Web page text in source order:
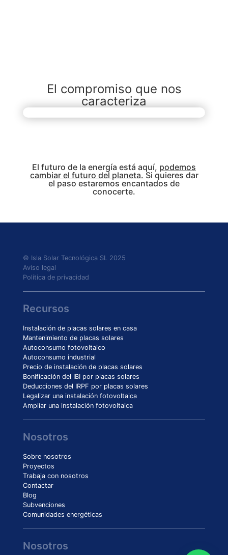
El compromiso que nos
caracteriza
El futuro de la energía está aquí, podemos
cambiar el futuro del planeta. Si quieres dar
el paso estaremos encantados de
conocerte.
© Isla Solar Tecnológica SL 2025
Aviso legal
Política de privacidad
Recursos
Instalación de placas solares en casa
Mantenimiento de placas solares
Autoconsumo fotovoltaico
Autoconsumo industrial
Precio de instalación de placas solares
Bonificación del IBI por placas solares
Deducciones del IRPF por placas solares
Legalizar una instalación fotovoltaica
Ampliar una instalación fotovoltaica
Nosotros
Sobre nosotros
Proyectos
Trabaja con nosotros
Contactar
Blog
Subvenciones
Comunidades energéticas
Nosotros